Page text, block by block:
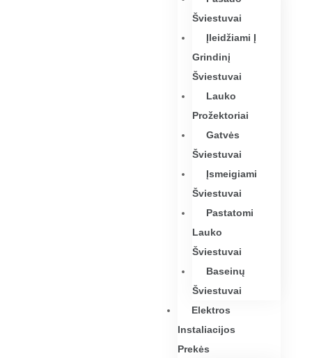
Šviestuvai
Įleidžiami Į
Grindinį
Šviestuvai
Lauko
Prožektoriai
Gatvės
Šviestuvai
Įsmeigiami
Šviestuvai
Pastatomi
Lauko
Šviestuvai
Baseinų
Šviestuvai
Elektros
Instaliacijos
Prekės